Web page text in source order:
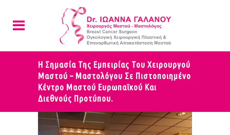
Η Σημασία Της Εμπειρίας Του Χειρουργού
Μαστού – Μαστολόγου Σε Πιστοποιημένο
Κέντρο Μαστού Ευρωπαϊκού Και
Διεθνούς Προτύπου.